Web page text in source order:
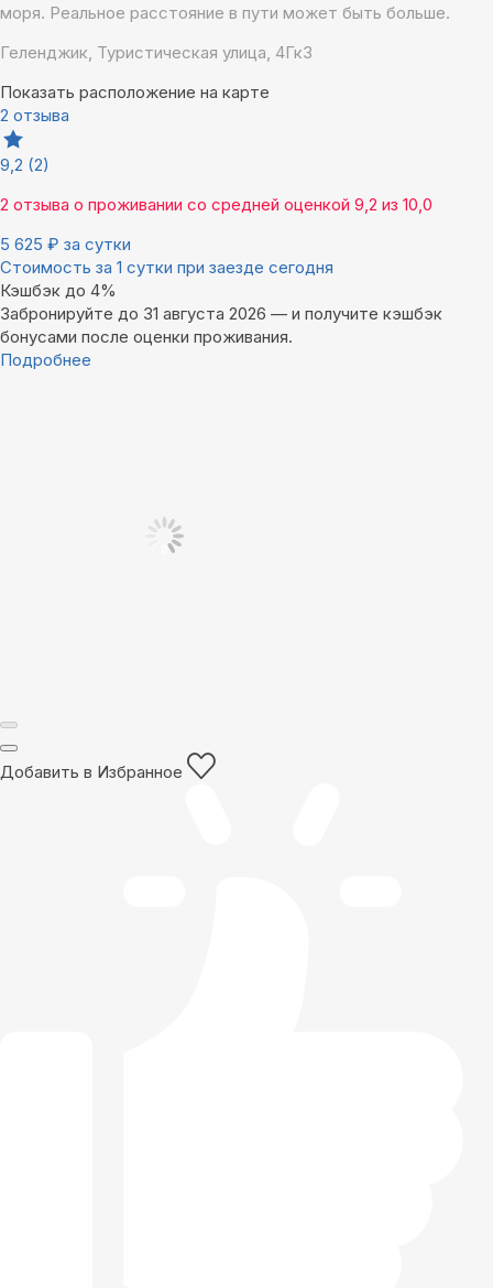
моря. Реальное расстояние в пути может быть больше.
Геленджик, Туристическая улица, 4Гк3
Показать расположение на карте
2 отзыва
9,2 (2)
2 отзыва о проживании со средней оценкой 9,2 из 10,0
5 625 ₽ за сутки
Стоимость за 1 сутки при заезде сегодня
Кэшбэк до 4%
Забронируйте до 31 августа 2026 — и получите кэшбэк
бонусами после оценки проживания.
Подробнее
Добавить в Избранное